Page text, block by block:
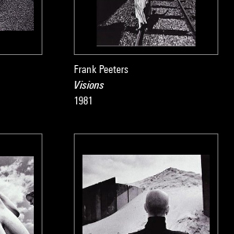
Frank Peeters
Visions
1981